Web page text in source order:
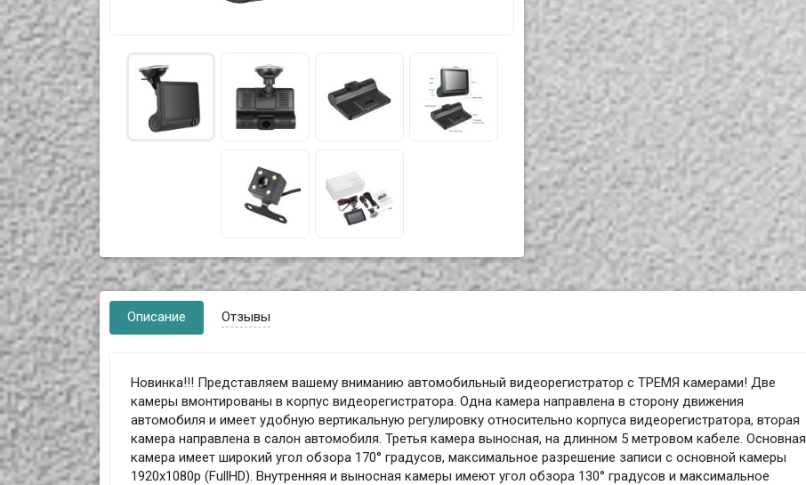
Описание Отзывы
Новинка!!! Представляем вашему вниманию автомобильный видеорегистратор с ТРЕМЯ камерами! Две
камеры вмонтированы в корпус видеорегистратора. Одна камера направлена в сторону движения
автомобиля и имеет удобную вертикальную регулировку относительно корпуса видеорегистратора, вторая
камера направлена в салон автомобиля. Третья камера выносная, на длинном 5 метровом кабеле. Основная
камера имеет широкий угол обзора 170° градусов, максимальное разрешение записи с основной камеры
1920х1080p (FullHD). Внутренняя и выносная камеры имеют угол обзора 130° градусов и максимальное